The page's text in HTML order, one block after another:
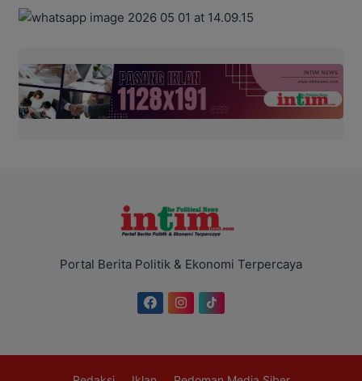
Portal Berita Politik & Ekonomi Terpercaya